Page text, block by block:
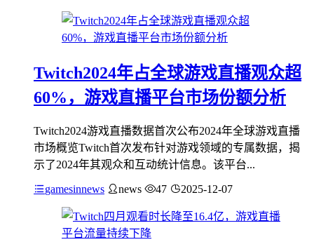
Twitch2024年占全球游戏直播观众超
60%，游戏直播平台市场份额分析
Twitch2024游戏直播数据首次公布2024年全球游戏直播
市场概览Twitch首次发布针对游戏领域的专属数据，揭
示了2024年其观众和互动统计信息。该平台...
gamesinnews news 47 2025-12-07